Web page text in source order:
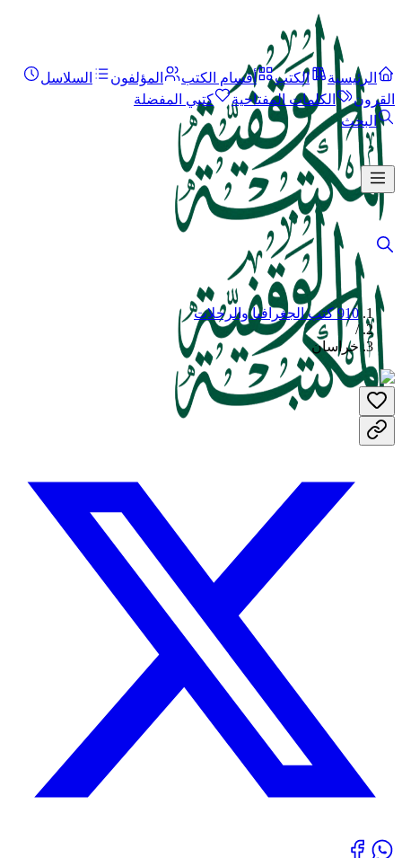
الرئيسية الكتب أقسام الكتب المؤلفون
السلاسل
القرون
الكلمات المفتاحية
كتبي المفضلة
البحث
910 كتب الجغرافيا والرحلات
/
خراسان